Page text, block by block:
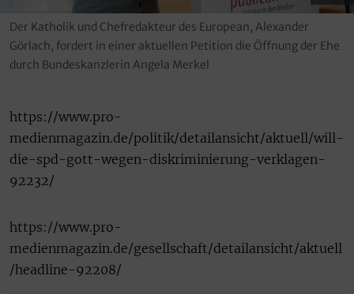
Der Katholik und Chefredakteur des European, Alexander
Görlach, fordert in einer aktuellen Petition die Öffnung der Ehe
durch Bundeskanzlerin Angela Merkel
https://www.pro-
medienmagazin.de/politik/detailansicht/aktuell/will-
die-spd-gott-wegen-diskriminierung-verklagen-
92232/
https://www.pro-
medienmagazin.de/gesellschaft/detailansicht/aktuell
/headline-92208/